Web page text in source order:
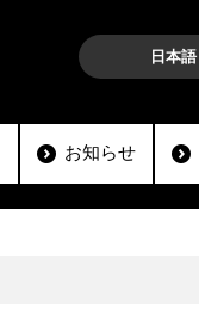
日本語
お知らせ